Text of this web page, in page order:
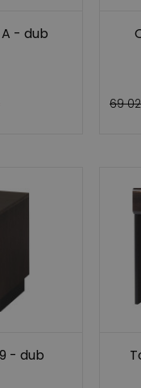
- dub
69
- dub